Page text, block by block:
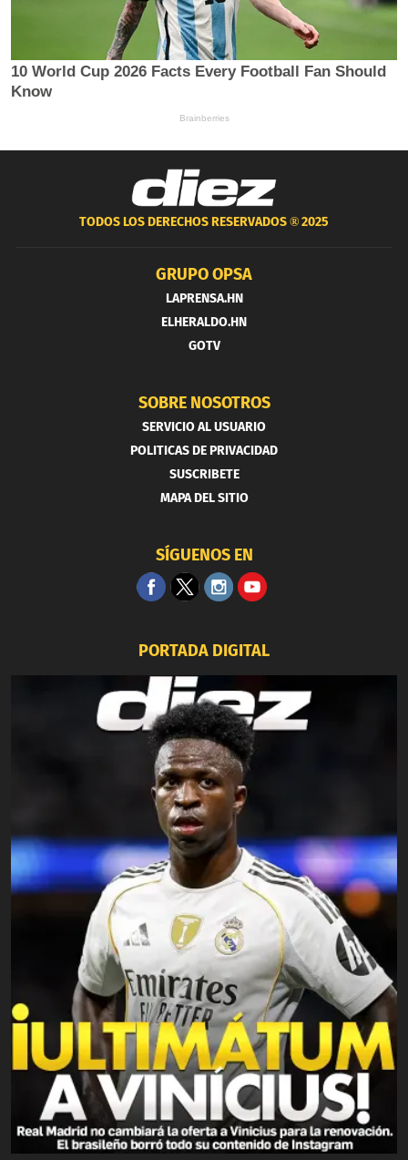
TODOS LOS DERECHOS RESERVADOS ®2025
GRUPO OPSA
LAPRENSA.HN
ELHERALDO.HN
GOTV
SOBRE NOSOTROS
SERVICIO AL USUARIO
POLITICAS DE PRIVACIDAD
SUSCRIBETE
MAPA DEL SITIO
SÍGUENOS EN
PORTADA DIGITAL